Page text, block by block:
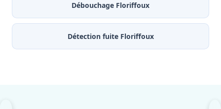
Débouchage Floriffoux
Détection fuite Floriffoux